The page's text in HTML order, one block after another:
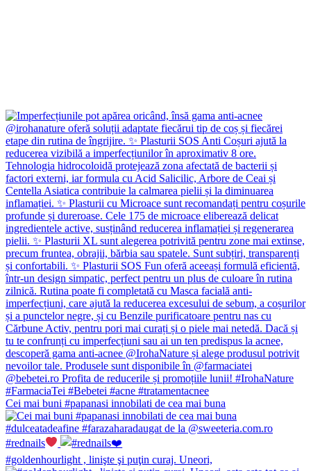
Cei mai buni #papanasi innobilati de cea mai buna
#rednails
#goldenhourlight , linişte şi puţin curaj. Uneori,